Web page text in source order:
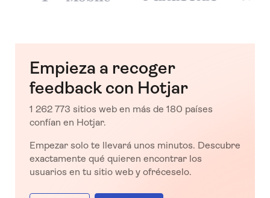
Empieza a recoger
feedback con Hotjar
1 262 773 sitios web en más de 180 países
confían en Hotjar.
Empezar solo te llevará unos minutos. Descubre
exactamente qué quieren encontrar los
usuarios en tu sitio web y ofréceselo.